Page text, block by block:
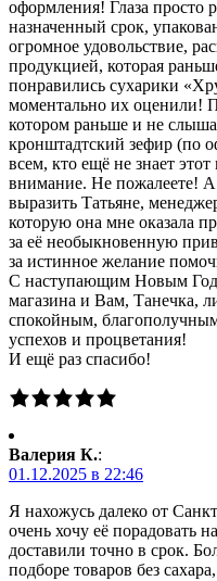
оформления! Глаза просто
назначенный срок,
огромное удовольствие,
продукцией, которая
понравились сухарики
моментально их оценили!
котором раньше и не
кронштадтский зефир (по
всем, кто ещё не знает
внимание. Не пожалеете! А
выразить Татьяне,
которую она мне оказала
за её необыкновенную
за истинное желание
С наступающим Новым
магазина и Вам, Танечка,
спокойным,
успехов и процветания!
И ещё раз спасибо!
Валерия К.:
01.12.2025 в 22:46
Я нахожусь далеко от
очень хочу её порадовать
доставили точно в срок.
подборе товаров без